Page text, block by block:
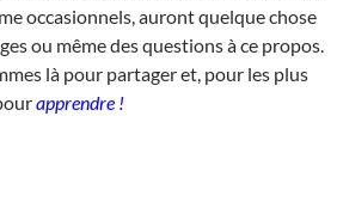
occasionnels, auront quelque chose
ou même des questions à ce propos.
là pour partager et, pour les plus
apprendre !